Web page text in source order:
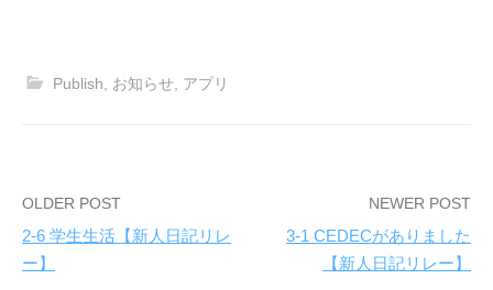
Publish お知らせ アプリ
P
OLDER POST
2-6 学生生活【新人日記リレ
ー】
NEWER POST
3-1 CEDECがありました
【新人日記リレー】